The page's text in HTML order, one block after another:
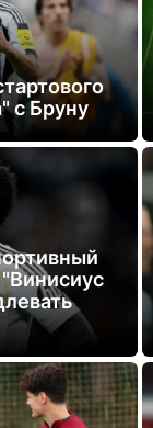
с Бруну